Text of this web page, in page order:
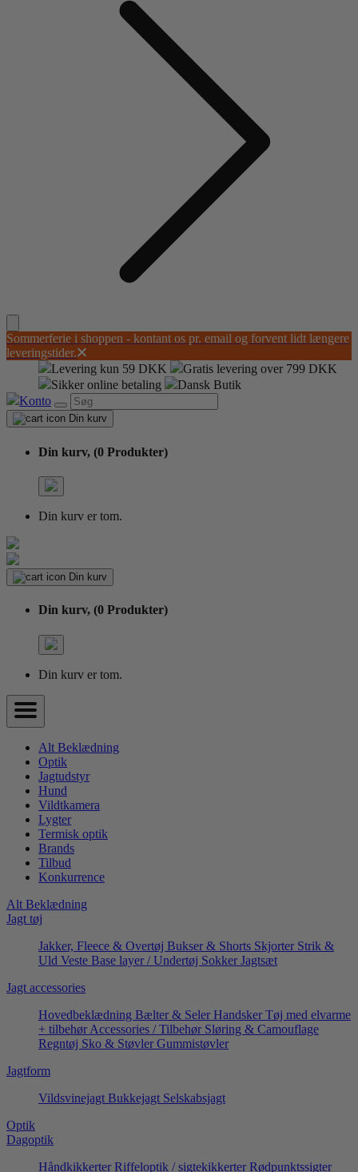
Sommerferie i shoppen - kontant os pr. email og forvent lidt længere
leveringstider.
Levering kun 59 DKK
Gratis levering over 799 DKK
Sikker online betaling
Dansk Butik
Konto
Din kurv
Din kurv, (0 Produkter)
Din kurv er tom.
Din kurv
Din kurv, (0 Produkter)
Din kurv er tom.
Alt Beklædning
Optik
Jagtudstyr
Hund
Vildtkamera
Lygter
Termisk optik
Brands
Tilbud
Konkurrence
Alt Beklædning
Jagt tøj
Jakker, Fleece & Overtøj Bukser & Shorts Skjorter Strik &
Uld Veste Base layer / Undertøj Sokker Jagtsæt
Jagt accessories
Hovedbeklædning Bælter & Seler Handsker Tøj med elvarme
+ tilbehør Accessories / Tilbehør Sløring & Camouflage
Regntøj Sko & Støvler Gummistøvler
Jagtform
Vildsvinejagt Bukkejagt Selskabsjagt
Optik
Dagoptik
Håndkikkerter Riffeloptik / sigtekikkerter Rødpunktssigter